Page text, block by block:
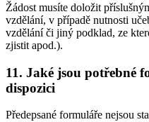
Žádost musíte doložit
vzdělání, v případě nutnosti
vzdělání či jiný podklad, ze
zjistit apod.).
11. Jaké jsou potřebné
dispozici
Předepsané formuláře nejsou